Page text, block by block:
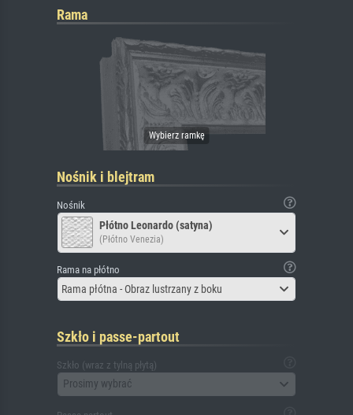
Rama
Nośnik i blejtram
Nośnik
Płótno Leonardo (satyna)
(Płótno Venezia)
Rama na płótno
Rama płótna - Obraz lustrzany z boku
Szkło i passe-partout
Szkło (wraz z tylną płytą)
Prosimy wybrać